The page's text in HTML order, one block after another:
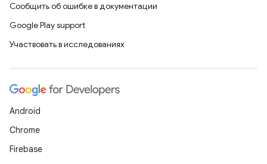
Сообщить об ошибке в документации
Google Play support
Участвовать в исследованиях
Android
Chrome
Firebase